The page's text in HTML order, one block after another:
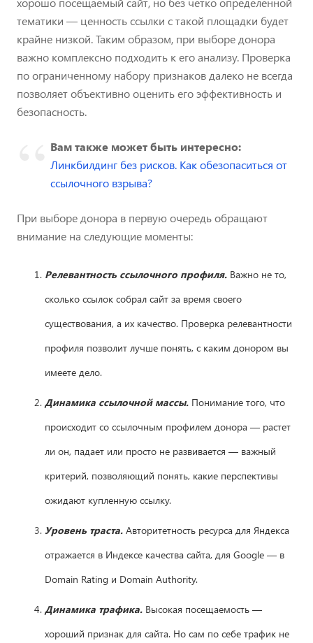
тематики — ценность ссылки с такой площадки будет
крайне низкой. Таким образом, при выборе донора
важно комплексно подходить к его анализу. Проверка
по ограниченному набору признаков далеко не всегда
позволяет объективно оценить его эффективность и
безопасность.
Вам также может быть интересно:
Линкбилдинг без рисков. Как обезопаситься от
ссылочного взрыва?
При выборе донора в первую очередь обращают
внимание на следующие моменты:
Релевантность ссылочного профиля. Важно не то,
сколько ссылок собрал сайт за время своего
существования, а их качество. Проверка релевантности
профиля позволит лучше понять, с каким донором вы
имеете дело.
Динамика ссылочной массы. Понимание того, что
происходит со ссылочным профилем донора — растет
ли он, падает или просто не развивается — важный
критерий, позволяющий понять, какие перспективы
ожидают купленную ссылку.
Уровень траста. Авторитетность ресурса для Яндекса
отражается в Индексе качества сайта, для Google — в
Domain Rating и Domain Authority.
Динамика трафика. Высокая посещаемость —
хороший признак для сайта. Но сам по себе трафик не